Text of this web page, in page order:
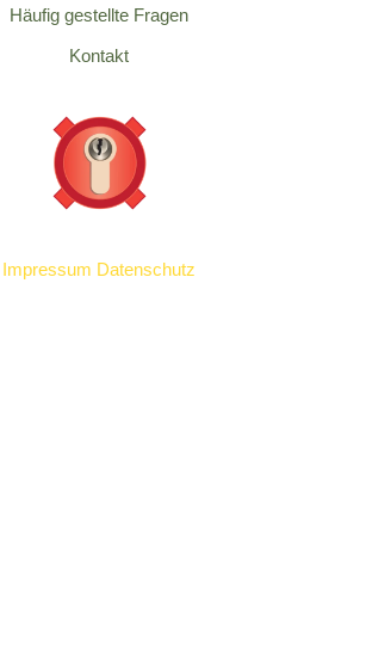
Häufig gestellte Fragen
Kontakt
Impressum Datenschutz